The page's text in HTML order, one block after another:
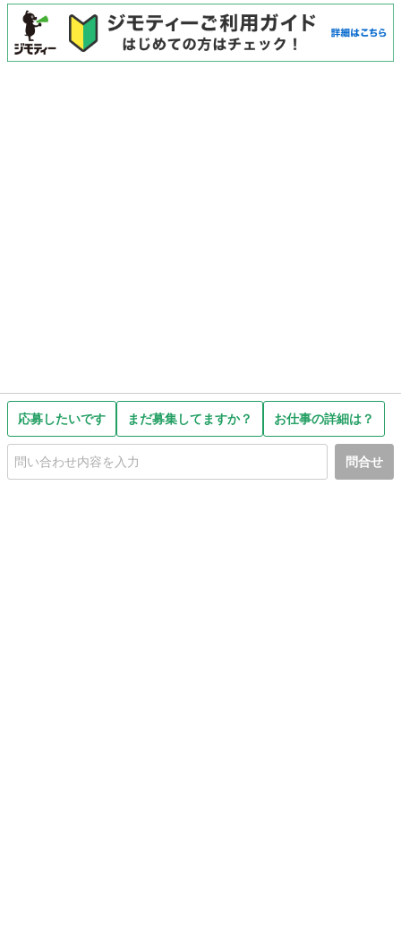
応募したいです まだ募集してますか？ お仕事の詳細は？
問合せ